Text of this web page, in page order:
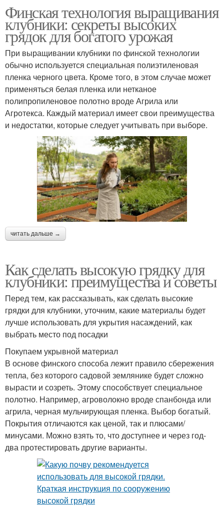
Финская технология выращивания
клубники: секреты высоких
грядок для богатого урожая
При выращивании клубники по финской технологии
обычно используется специальная полиэтиленовая
пленка черного цвета. Кроме того, в этом случае может
применяться белая пленка или нетканое
полипропиленовое полотно вроде Агрила или
Агротекса. Каждый материал имеет свои преимущества
и недостатки, которые следует учитывать при выборе.
читать дальше →
Как сделать высокую грядку для
клубники: преимущества и советы
Перед тем, как рассказывать, как сделать высокие
грядки для клубники, уточним, какие материалы будет
лучше использовать для укрытия насаждений, как
выбрать место под посадки
Покупаем укрывной материал
В основе финского способа лежит правило сбережения
тепла, без которого садовой землянике будет сложно
вырасти и созреть. Этому способствует специальное
полотно. Например, агроволокно вроде спанбонда или
агрила, черная мульчирующая пленка. Выбор богатый.
Покрытия отличаются как ценой, так и плюсами/
минусами. Можно взять то, что доступнее и через год-
два протестировать другие варианты.